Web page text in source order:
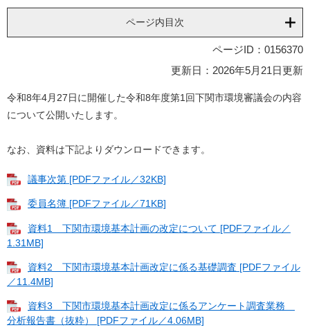
ページ内目次
ページID：0156370
更新日：2026年5月21日更新
令和8年4月27日に開催した令和8年度第1回下関市環境審議会の内容
について公開いたします。
なお、資料は下記よりダウンロードできます。
議事次第 [PDFファイル／32KB]
委員名簿 [PDFファイル／71KB]
資料1 下関市環境基本計画の改定について [PDFファイル／
1.31MB]
資料2 下関市環境基本計画改定に係る基礎調査 [PDFファイル
／11.4MB]
資料3 下関市環境基本計画改定に係るアンケート調査業務
分析報告書（抜粋） [PDFファイル／4.06MB]